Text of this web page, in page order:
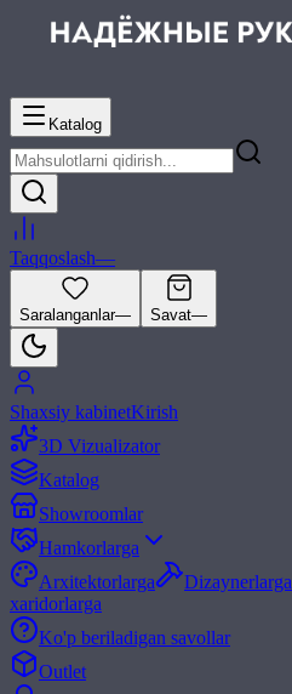
Katalog
Taqqoslash—
Saralanganlar— Savat—
Shaxsiy kabinetKirish
3D Vizualizator
Katalog
Showroomlar
Hamkorlarga
Arxitektorlarga
Dizaynerlarga
xaridorlarga
Ko'p beriladigan savollar
Outlet